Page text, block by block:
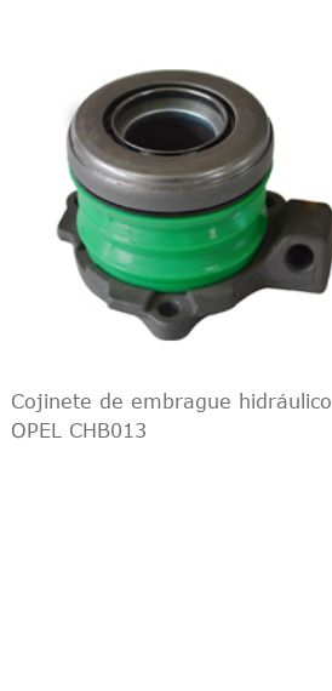
Cojinete de embrague hidráulico
OPEL CHB013